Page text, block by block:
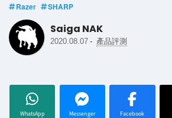
Razer SHARP
Saiga NAK
2020.08.07 - 產品評測
WhatsApp Messenger Facebook